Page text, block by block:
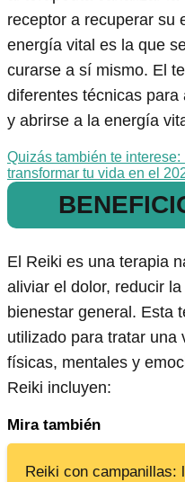
receptor a recuperar su
energía vital es la que
curarse a sí mismo. El
diferentes técnicas
y abrirse a la energía
Quizás también te interese:
transformar tu vida en el
El Reiki es una terapia
aliviar el dolor, reducir
bienestar general. Esta
utilizado para tratar una
físicas, mentales y
Reiki incluyen:
Mira también
Reiki con campanillas: